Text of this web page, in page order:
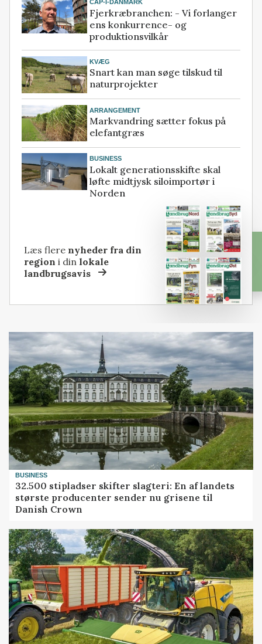
CAP-I-DANMARK
Fjerkræbranchen: - Vi forlanger
ens konkurrence- og
produktionsvilkår
KVÆG
Snart kan man søge tilskud til
naturprojekter
ARRANGEMENT
Markvandring sætter fokus på
elefantgræs
BUSINESS
Lokalt generationsskifte skal
løfte midtjysk siloimportør i
Norden
Læs flere nyheder fra din
region i dinlokale
landbrugsavis
BUSINESS
32.500 stipladser skifter slagteri: En af landets
største producenter sender nu grisene til
Danish Crown